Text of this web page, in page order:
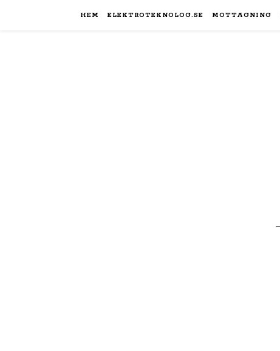
HEM ELEKTROTEKNOLOG.SE MOTTAGNING